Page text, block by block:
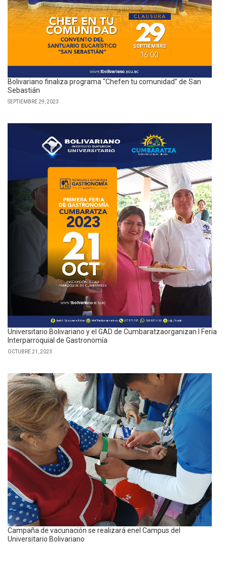
Bolivariano finaliza programa “Chefen tu comunidad” de San
Sebastián
SEPTIEMBRE 29, 2023
Universitario Bolivariano y el GAD de Cumbaratzaorganizan I Feria
Interparroquial de Gastronomía
OCTUBRE 21, 2023
Campaña de vacunación se realizará enel Campus del
Universitario Bolivariano